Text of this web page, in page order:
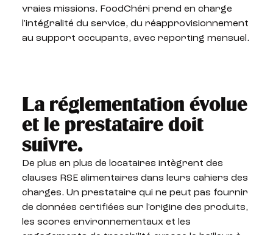
vraies missions. FoodChéri prend en charge
l'intégralité du service, du réapprovisionnement
au support occupants, avec reporting mensuel.
La réglementation évolue
et le prestataire doit
suivre.
De plus en plus de locataires intègrent des
clauses RSE alimentaires dans leurs cahiers des
charges. Un prestataire qui ne peut pas fournir
de données certifiées sur l'origine des produits,
les scores environnementaux et les